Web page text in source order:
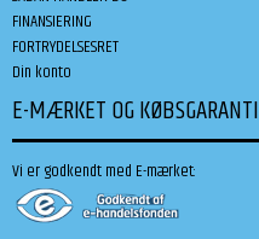
FINANSIERING
FORTRYDELSESRET
Din konto
E-MÆRKET OG KØBSGARANTI
Vi er godkendt med E-mærket: